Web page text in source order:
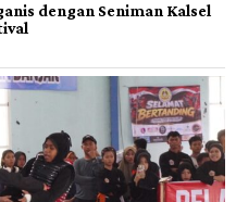
dengan Seniman Kalsel